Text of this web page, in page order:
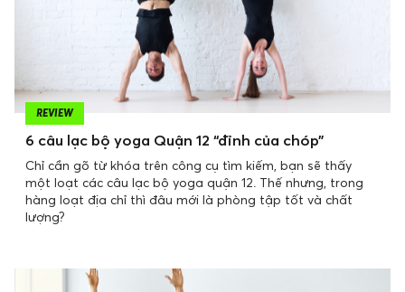
REVIEW
6 câu lạc bộ yoga Quận 12 “đỉnh của chóp”
Chỉ cần gõ từ khóa trên công cụ tìm kiếm, bạn sẽ thấy
một loạt các câu lạc bộ yoga quận 12. Thế nhưng, trong
hàng loạt địa chỉ thì đâu mới là phòng tập tốt và chất
lượng?